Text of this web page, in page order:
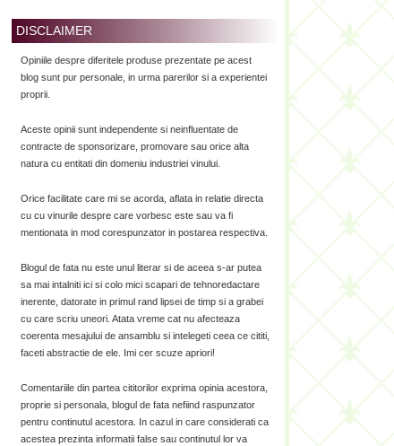
DISCLAIMER
Opiniile despre diferitele produse prezentate pe acest
blog sunt pur personale, in urma parerilor si a experientei
proprii.
Aceste opinii sunt independente si neinfluentate de
contracte de sponsorizare, promovare sau orice alta
natura cu entitati din domeniu industriei vinului.
Orice facilitate care mi se acorda, aflata in relatie directa
cu cu vinurile despre care vorbesc este sau va fi
mentionata in mod corespunzator in postarea respectiva.
Blogul de fata nu este unul literar si de aceea s-ar putea
sa mai intalniti ici si colo mici scapari de tehnoredactare
inerente, datorate in primul rand lipsei de timp si a grabei
cu care scriu uneori. Atata vreme cat nu afecteaza
coerenta mesajului de ansamblu si intelegeti ceea ce cititi,
faceti abstractie de ele. Imi cer scuze apriori!
Comentariile din partea cititorilor exprima opinia acestora,
proprie si personala, blogul de fata nefiind raspunzator
pentru continutul acestora. In cazul in care considerati ca
acestea prezinta informatii false sau continutul lor va